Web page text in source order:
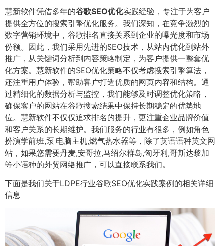
慧新软件凭借多年的谷歌SEO优化实践经验，专注于为客户
提供全方位的搜索引擎优化服务。我们深知，在竞争激烈的
数字营销环境中，谷歌排名直接关系到企业的曝光度和市场
份额。因此，我们采用先进的SEO技术，从站内优化到站外
推广，从关键词分析到内容策略制定，为客户提供一整套优
化方案。慧新软件的SEO优化策略不仅考虑搜索引擎算法，
还注重用户体验，帮助客户打造优质的网页内容和结构。通
过精细化的数据分析与监控，我们能够及时调整优化策略，
确保客户的网站在谷歌搜索结果中保持长期稳定的优势地
位。慧新软件不仅仅追求排名的提升，更注重企业品牌价值
和客户关系的长期维护。我们服务的行业有很多，例如角色
扮演学前班,泵,电脑主机,燃气热水器等，除了英语语种英文网
站，如果您需要丹麦,安哥拉,马绍尔群岛,匈牙利,哥斯达黎加
等小语种的外贸网络推广，可以直接联系我们。
下面是我们关于LDPE行业谷歌SEO优化实践案例的相关详细
信息